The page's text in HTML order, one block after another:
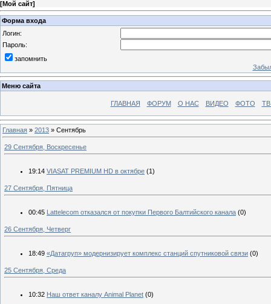
[Мой сайт]
Форма входа
Логин:
Пароль:
запомнить
Меню сайта
ГЛАВНАЯ ФОРУМ О НАС ВИДЕО ФОТО ТВ
Главная » 2013 » Сентябрь
29 Сентября, Воскресенье
19:14 VIASAT PREMIUM HD в октябре (1)
27 Сентября, Пятница
00:45 Lattelecom отказался от покупки Первого Балтийского канала (0)
26 Сентября, Четверг
18:49 «Датагруп» модернизирует комплекс станций спутниковой связи (0)
25 Сентября, Среда
10:32 Наш ответ каналу Animal Planet (0)